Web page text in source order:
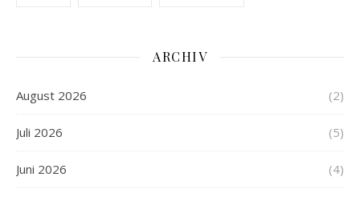
ARCHIV
August 2026 (2)
Juli 2026 (5)
Juni 2026 (4)